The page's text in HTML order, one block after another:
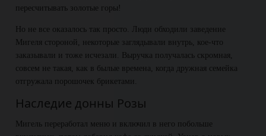
пересчитывать золотые горы!
Но не все оказалось так просто. Люди обходили заведение
Мигеля стороной, некоторые заглядывали внутрь, кое-что
заказывали и тоже исчезали. Выручка получалась скромная,
совсем не такая, как в былые времена, когда дружная семейка
отгружала порошочек брикетами.
Наследие донны Розы
Мигель переработал меню и включил в него побольше